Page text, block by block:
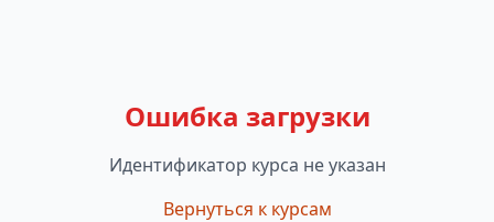
Ошибка загрузки
Идентификатор курса не указан
Вернуться к курсам